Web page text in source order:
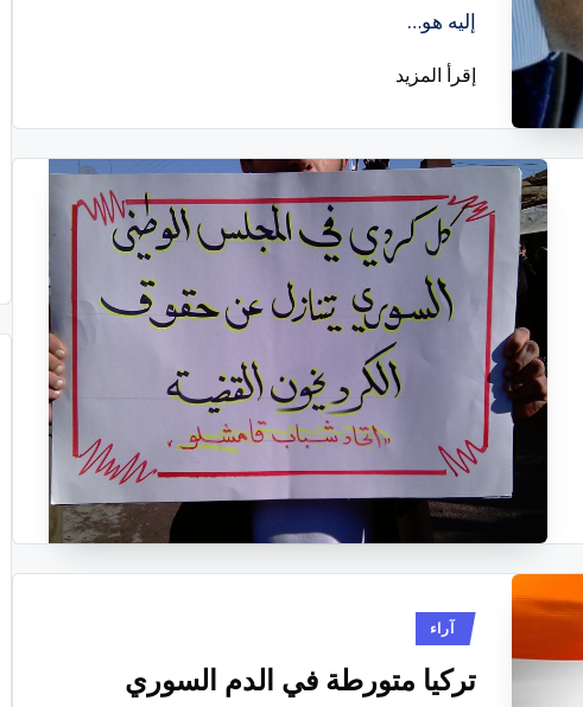
إليه هو…
إقرأ المزيد
نُشرآراء
تركيا متورطة في الدم السوري